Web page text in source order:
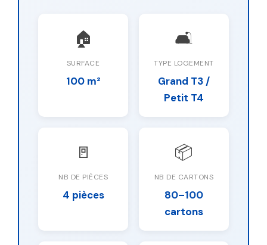
🏠
SURFACE
100 m²
🛋️
TYPE LOGEMENT
Grand T3 /
Petit T4
🚪
NB DE PIÈCES
4 pièces
📦
NB DE CARTONS
80–100
cartons